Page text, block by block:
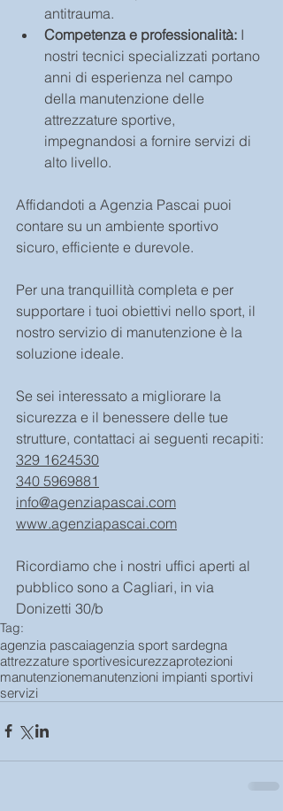
antitrauma.
Competenza e professionalità: I
nostri tecnici specializzati portano
anni di esperienza nel campo
della manutenzione delle
attrezzature sportive,
impegnandosi a fornire servizi di
alto livello.
Affidandoti a Agenzia Pascai puoi
contare su un ambiente sportivo
sicuro, efficiente e durevole.
Per una tranquillità completa e per
supportare i tuoi obiettivi nello sport, il
nostro servizio di manutenzione è la
soluzione ideale.
Se sei interessato a migliorare la
sicurezza e il benessere delle tue
strutture, contattaci ai seguenti recapiti:
329 1624530
340 5969881
info@agenziapascai.com
www.agenziapascai.com
Ricordiamo che i nostri uffici aperti al
pubblico sono a Cagliari, in via
Donizetti 30/b
Tag:
agenzia pascaiagenzia sport sardegna
attrezzature sportivesicurezzaprotezioni
manutenzionemanutenzioni impianti sportivi
servizi